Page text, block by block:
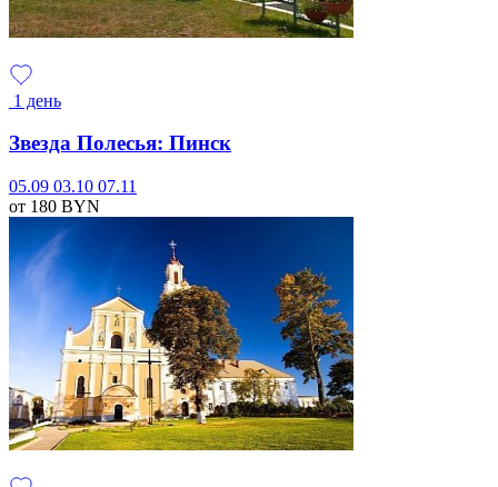
1 день
Звезда Полесья: Пинск
05.09 03.10 07.11
от 180 BYN